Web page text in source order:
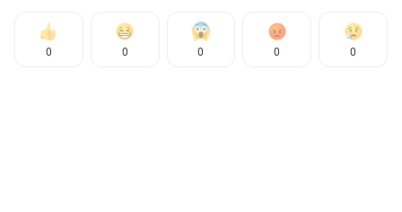
0 0 0 0 0